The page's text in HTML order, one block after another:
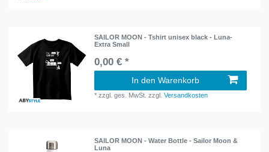
SAILOR MOON - Tshirt unisex black - Luna-
Extra Small
0,00 € *
In den Warenkorb
*zzgl. ges. MwSt. zzgl.Versandkosten
SAILOR MOON - Water Bottle - Sailor Moon &
Luna